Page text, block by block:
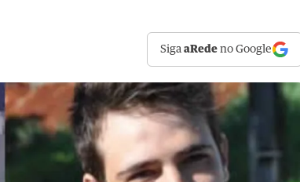
SigaaRede no Google